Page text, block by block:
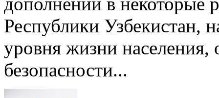
Республики Узбекистан,
уровня жизни населения,
безопасности...